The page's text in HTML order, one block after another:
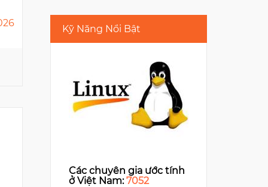
E-Town Central, 11 Doan
5
Kỹ Năng Nổi Bật
Các chuyên gia ước tính
ở Việt Nam:7052